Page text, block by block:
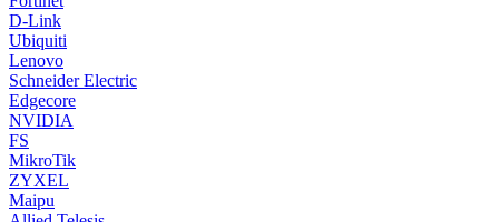
D-Link
Ubiquiti
Lenovo
Schneider Electric
Edgecore
NVIDIA
FS
MikroTik
ZYXEL
Maipu